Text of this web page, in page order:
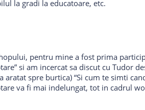
la gradi la educatoare, etc.
pentru mine a fost prima
si am incercat sa discut cu Tudor
spre burtica) “Si cum te simti
va fi mai indelungat, tot in cadrul